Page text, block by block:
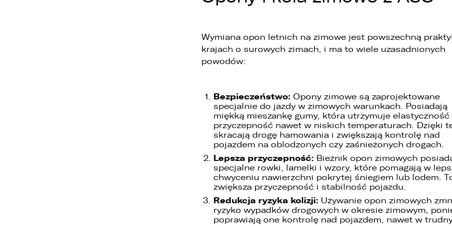
Wymiana opon letnich na zimowe jest powszechną
krajach o surowych zimach, i ma to wiele uzasadnionych
powodów:
Bezpieczeństwo: Opony zimowe są zaprojektowane
specjalnie do jazdy w zimowych warunkach. Posiadają
miękką mieszankę gumy, która utrzymuje elastyczność
przyczepność nawet w niskich temperaturach. Dzięki
skracają drogę hamowania i zwiększają kontrolę nad
pojazdem na oblodzonych czy zaśnieżonych drogach.
Lepsza przyczepność: Bieżnik opon zimowych
specjalne rowki, lamelki i wzory, które pomagają w
chwyceniu nawierzchni pokrytej śniegiem lub lodem.
zwiększa przyczepność i stabilność pojazdu.
Redukcja ryzyka kolizji: Używanie opon zimowych
ryzyko wypadków drogowych w okresie zimowym,
poprawiają one kontrolę nad pojazdem, nawet w
4. LELLEK Katowice sp. z o.o. Oddział w Katowicach ul. T. Kościuszki 328 40-
608 Katowice,
5. 3L.PL. z o.o. ul. Opolska 2c 45-960 Opole.
2. Numer telefonu – Biuro Obsługi Klienta: 801 535 535.
3. Państwa dane osobowe przetwarzane będą w celu:
1. podniesienia bezpieczeństwa i rzetelności obsługi klienta,
3. weryfikacji możliwości zawarcia umowy,
4. realizacji usług,
5. obsługi zgłoszeń i udzielania odpowiedzi na zgłoszenia.
1. Odbiorcami Państwa danych osobowych będą: